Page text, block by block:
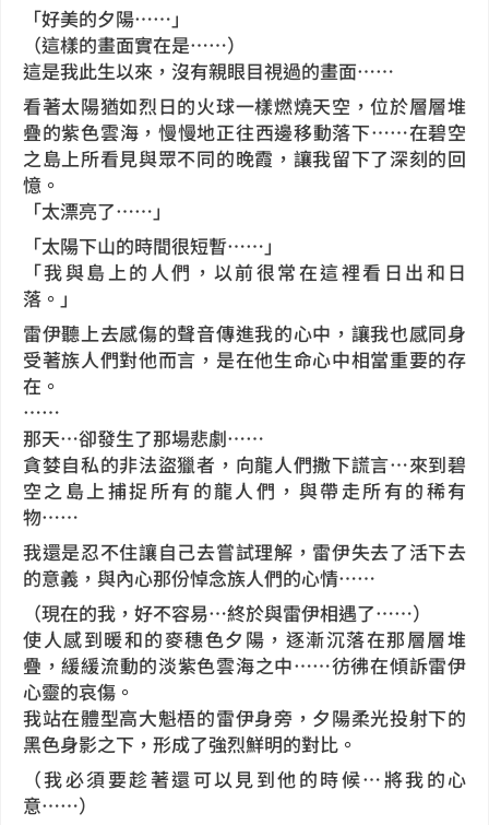
「好美的夕陽……」
（這樣的畫面實在是……）
這是我此生以來，沒有親眼目視過的畫面……
看著太陽猶如烈日的火球一樣燃燒天空，位於層層堆
疊的紫色雲海，慢慢地正往西邊移動落下……在碧空
之島上所看見與眾不同的晚霞，讓我留下了深刻的回
憶。
「太漂亮了……」
「太陽下山的時間很短暫……」
「我與島上的人們，以前很常在這裡看日出和日
落。」
雷伊聽上去感傷的聲音傳進我的心中，讓我也感同身
受著族人們對他而言，是在他生命心中相當重要的存
在。
……
那天…卻發生了那場悲劇……
貪婪自私的非法盜獵者，向龍人們撒下謊言…來到碧
空之島上捕捉所有的龍人們，與帶走所有的稀有
物……
我還是忍不住讓自己去嘗試理解，雷伊失去了活下去
的意義，與內心那份悼念族人們的心情……
（現在的我，好不容易…終於與雷伊相遇了……）
使人感到暖和的麥穗色夕陽，逐漸沉落在那層層堆
疊，緩緩流動的淡紫色雲海之中……彷彿在傾訴雷伊
心靈的哀傷。
我站在體型高大魁梧的雷伊身旁，夕陽柔光投射下的
黑色身影之下，形成了強烈鮮明的對比。
（我必須要趁著還可以見到他的時候…將我的心
意……）